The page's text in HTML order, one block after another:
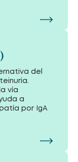
del
vía
a
por IgA